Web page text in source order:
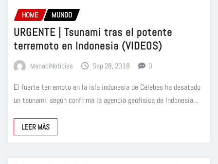
HOME MUNDO
URGENTE | Tsunami tras el potente
terremoto en Indonesia (VIDEOS)
ManabiNoticias Sep 28, 2018 0
El fuerte terremoto en la isla indonesia de Célebes ha desatado
un tsunami, según confirma la agencia geofísica de Indonesia…
LEER MÁS